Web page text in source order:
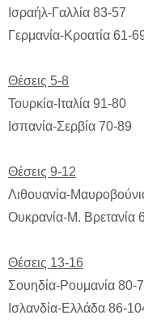
Ισραήλ-Γαλλία 83-57
Γερμανία-Κροατία 61-
Θέσεις 5-8
Τουρκία-Ιταλία 91-80
Ισπανία-Σερβία 70-89
Θέσεις 9-12
Λιθουανία-
Ουκρανία-Μ. Βρετανία
Θέσεις 13-16
Σουηδία-Ρουμανία 80-
Ισλανδία-Ελλάδα 86-